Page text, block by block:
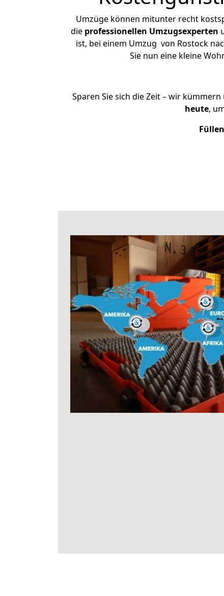
Umzüge können mitunter recht
die professionellen Umzugsexperten
ist, bei einem Umzug von Rostock
Sie nun eine kleine
Sparen Sie sich die Zeit – wir
heute,